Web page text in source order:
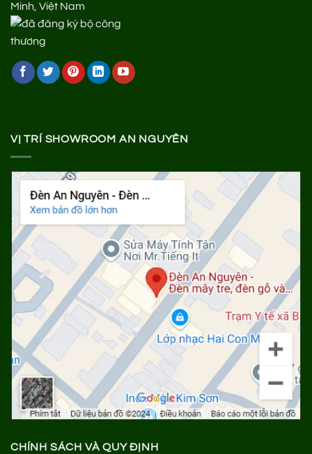
Minh, Việt Nam
VỊ TRÍ SHOWROOM AN NGUYÊN
CHÍNH SÁCH VÀ QUY ĐỊNH